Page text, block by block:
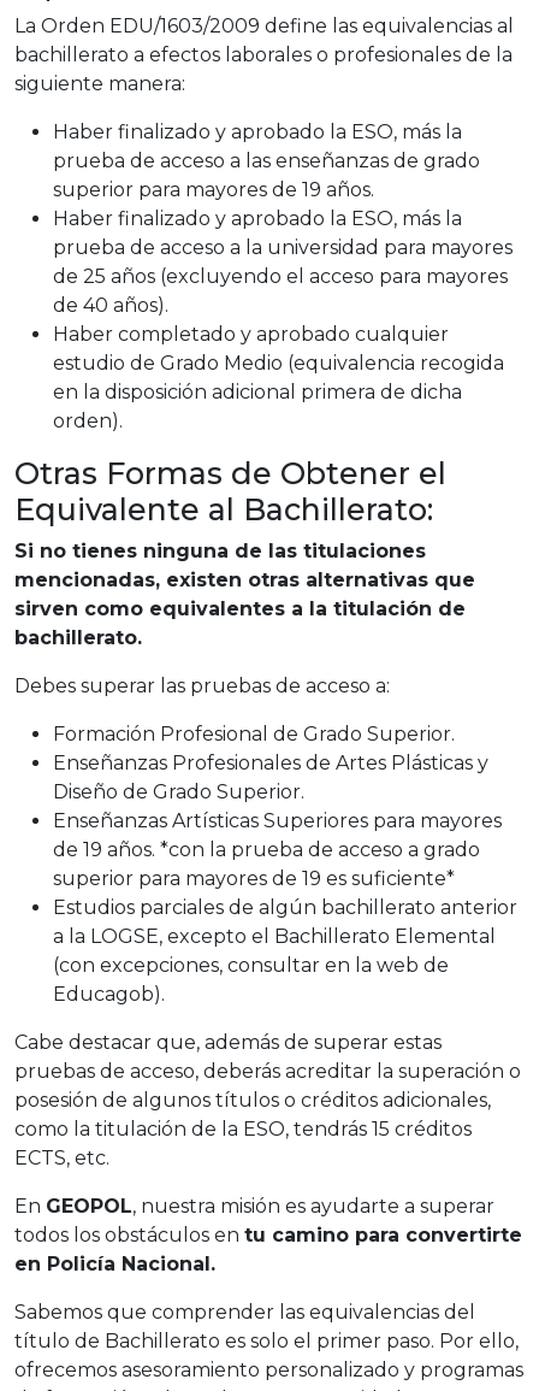
La Orden EDU/1603/2009 define las equivalencias al
bachillerato a efectos laborales o profesionales de la
siguiente manera:
Haber finalizado y aprobado la ESO, más la
prueba de acceso a las enseñanzas de grado
superior para mayores de 19 años.
Haber finalizado y aprobado la ESO, más la
prueba de acceso a la universidad para mayores
de 25 años (excluyendo el acceso para mayores
de 40 años).
Haber completado y aprobado cualquier
estudio de Grado Medio (equivalencia recogida
en la disposición adicional primera de dicha
orden).
Otras Formas de Obtener el
Equivalente al Bachillerato:
Si no tienes ninguna de las titulaciones
mencionadas, existen otras alternativas que
sirven como equivalentes a la titulación de
bachillerato.
Debes superar las pruebas de acceso a:
Formación Profesional de Grado Superior.
Enseñanzas Profesionales de Artes Plásticas y
Diseño de Grado Superior.
Enseñanzas Artísticas Superiores para mayores
de 19 años. *con la prueba de acceso a grado
superior para mayores de 19 es suficiente*
Estudios parciales de algún bachillerato anterior
a la LOGSE, excepto el Bachillerato Elemental
(con excepciones, consultar en la web de
Educagob).
Cabe destacar que, además de superar estas
pruebas de acceso, deberás acreditar la superación o
posesión de algunos títulos o créditos adicionales,
como la titulación de la ESO, tendrás 15 créditos
ECTS, etc.
En GEOPOL, nuestra misión es ayudarte a superar
todos los obstáculos en tu camino para convertirte
en Policía Nacional.
Sabemos que comprender las equivalencias del
título de Bachillerato es solo el primer paso. Por ello,
ofrecemos asesoramiento personalizado y programas